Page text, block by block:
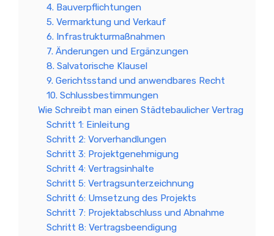
4. Bauverpflichtungen
5. Vermarktung und Verkauf
6. Infrastrukturmaßnahmen
7. Änderungen und Ergänzungen
8. Salvatorische Klausel
9. Gerichtsstand und anwendbares Recht
10. Schlussbestimmungen
Wie Schreibt man einen Städtebaulicher Vertrag
Schritt 1: Einleitung
Schritt 2: Vorverhandlungen
Schritt 3: Projektgenehmigung
Schritt 4: Vertragsinhalte
Schritt 5: Vertragsunterzeichnung
Schritt 6: Umsetzung des Projekts
Schritt 7: Projektabschluss und Abnahme
Schritt 8: Vertragsbeendigung